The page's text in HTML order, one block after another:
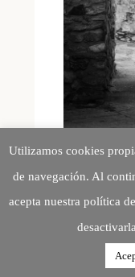
Utilizamos cookies
de navegación. Al
acepta nuestra política